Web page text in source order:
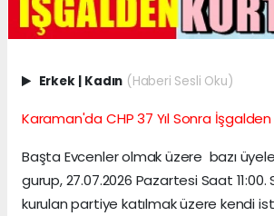
Erkek | Kadın (Haberi Sesli Oku)
Karaman'da CHP 37 Yıl Sonra
Başta Evcenler olmak üzere bazı
gurup, 27.07.2026 Pazartesi Saat 11:00.
kurulan partiye katılmak üzere kendi